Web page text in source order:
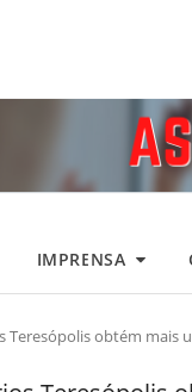
IMPRENSA
obtém mais